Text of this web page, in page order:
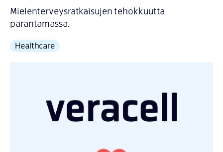
Mielenterveysratkaisujen tehokkuutta
parantamassa.
Healthcare